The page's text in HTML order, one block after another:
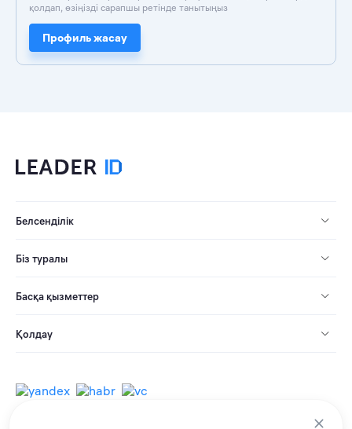
қолдап, өзіңізді сарапшы ретінде танытыңыз
Профиль жасау
Белсенділік
Біз туралы
Басқа қызметтер
Қолдау